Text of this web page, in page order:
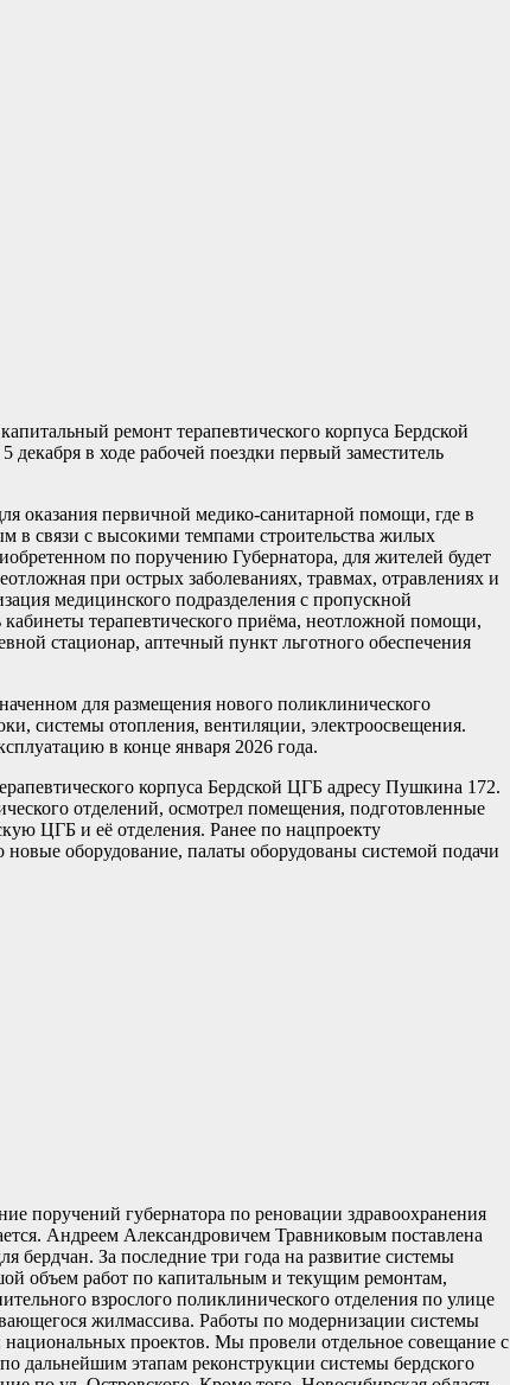
ремонт терапевтического корпуса Бердской
в ходе рабочей поездки первый заместитель
оказания первичной медико-санитарной помощи, где в
в связи с высокими темпами строительства жилых
по поручению Губернатора, для жителей будет
при острых заболеваниях, травмах, отравлениях и
медицинского подразделения с пропускной
кабинеты терапевтического приёма, неотложной помощи,
стационар, аптечный пункт льготного обеспечения
для размещения нового поликлинического
системы отопления, вентиляции, электроосвещения.
в конце января 2026 года.
корпуса Бердской ЦГБ адресу Пушкина 172.
отделений, осмотрел помещения, подготовленные
ЦГБ и её отделения. Ранее по нацпроекту
новые оборудование, палаты оборудованы системой подачи
поручений губернатора по реновации здравоохранения
Андреем Александровичем Травниковым поставлена
бердчан. За последние три года на развитие системы
объем работ по капитальным и текущим ремонтам,
взрослого поликлинического отделения по улице
жилмассива. Работы по модернизации системы
проектов. Мы провели отдельное совещание с
дальнейшим этапам реконструкции системы бердского